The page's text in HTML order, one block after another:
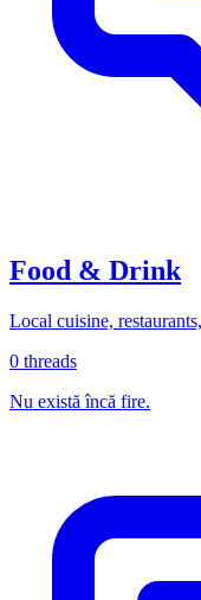
Food & Drink
Local cuisine,
0 threads
Nu există încă fire.